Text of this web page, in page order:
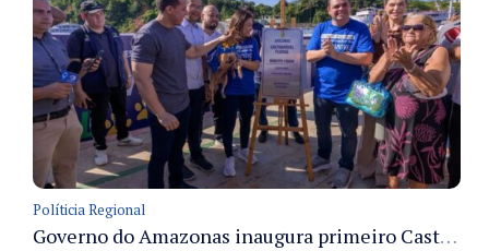
Políticia Regional
Governo do Amazonas inaugura primeiro Castramóvel Fluvial para atendimento veterinário às comunidades ribeirinhas e castração gratuita